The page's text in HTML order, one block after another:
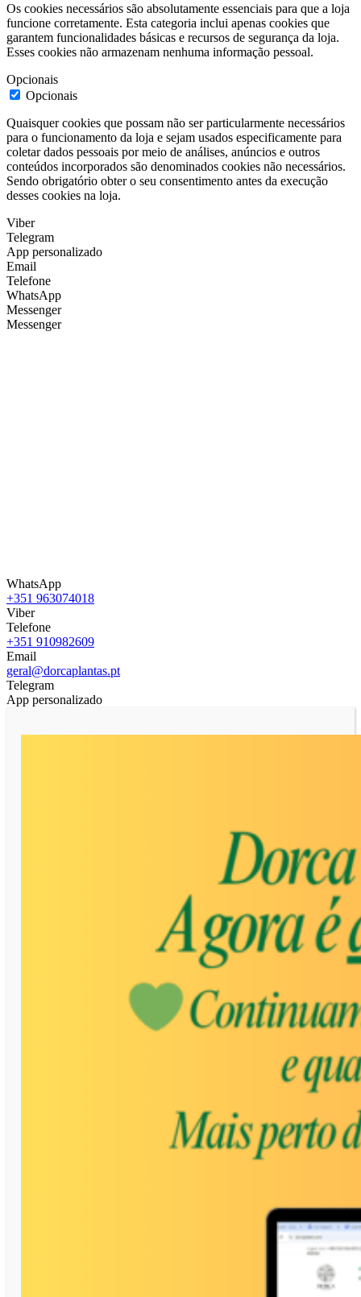
Os cookies necessários são absolutamente essenciais para que a loja
funcione corretamente. Esta categoria inclui apenas cookies que
garantem funcionalidades básicas e recursos de segurança da loja.
Esses cookies não armazenam nenhuma informação pessoal.
Opcionais
Opcionais
Quaisquer cookies que possam não ser particularmente necessários
para o funcionamento da loja e sejam usados especificamente para
coletar dados pessoais por meio de análises, anúncios e outros
conteúdos incorporados são denominados cookies não necessários.
Sendo obrigatório obter o seu consentimento antes da execução
desses cookies na loja.
Viber
Telegram
App personalizado
Email
Telefone
WhatsApp
Messenger
Messenger
WhatsApp
+351 963074018
Viber
Telefone
+351 910982609
Email
geral@dorcaplantas.pt
Telegram
App personalizado